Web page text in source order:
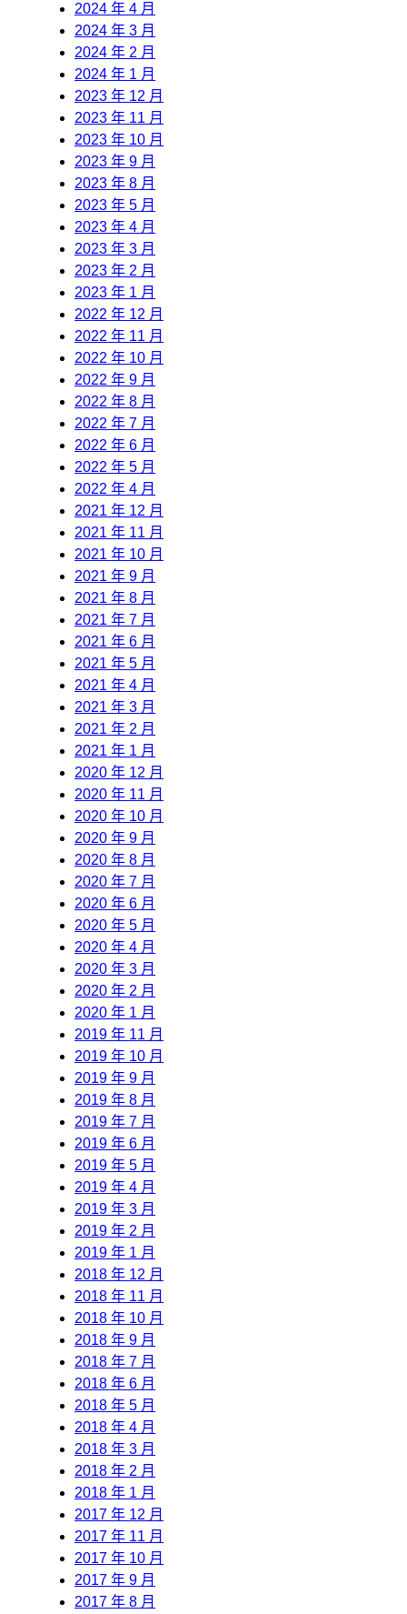
2024 年 4 月
2024 年 3 月
2024 年 2 月
2024 年 1 月
2023 年 12 月
2023 年 11 月
2023 年 10 月
2023 年 9 月
2023 年 8 月
2023 年 5 月
2023 年 4 月
2023 年 3 月
2023 年 2 月
2023 年 1 月
2022 年 12 月
2022 年 11 月
2022 年 10 月
2022 年 9 月
2022 年 8 月
2022 年 7 月
2022 年 6 月
2022 年 5 月
2022 年 4 月
2021 年 12 月
2021 年 11 月
2021 年 10 月
2021 年 9 月
2021 年 8 月
2021 年 7 月
2021 年 6 月
2021 年 5 月
2021 年 4 月
2021 年 3 月
2021 年 2 月
2021 年 1 月
2020 年 12 月
2020 年 11 月
2020 年 10 月
2020 年 9 月
2020 年 8 月
2020 年 7 月
2020 年 6 月
2020 年 5 月
2020 年 4 月
2020 年 3 月
2020 年 2 月
2020 年 1 月
2019 年 11 月
2019 年 10 月
2019 年 9 月
2019 年 8 月
2019 年 7 月
2019 年 6 月
2019 年 5 月
2019 年 4 月
2019 年 3 月
2019 年 2 月
2019 年 1 月
2018 年 12 月
2018 年 11 月
2018 年 10 月
2018 年 9 月
2018 年 7 月
2018 年 6 月
2018 年 5 月
2018 年 4 月
2018 年 3 月
2018 年 2 月
2018 年 1 月
2017 年 12 月
2017 年 11 月
2017 年 10 月
2017 年 9 月
2017 年 8 月